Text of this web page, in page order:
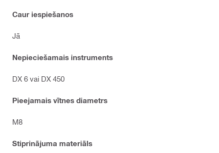
Caur iespiešanos
Jā
Nepieciešamais instruments
DX 6 vai DX 450
Pieejamais vītnes diametrs
M8
Stiprinājuma materiāls